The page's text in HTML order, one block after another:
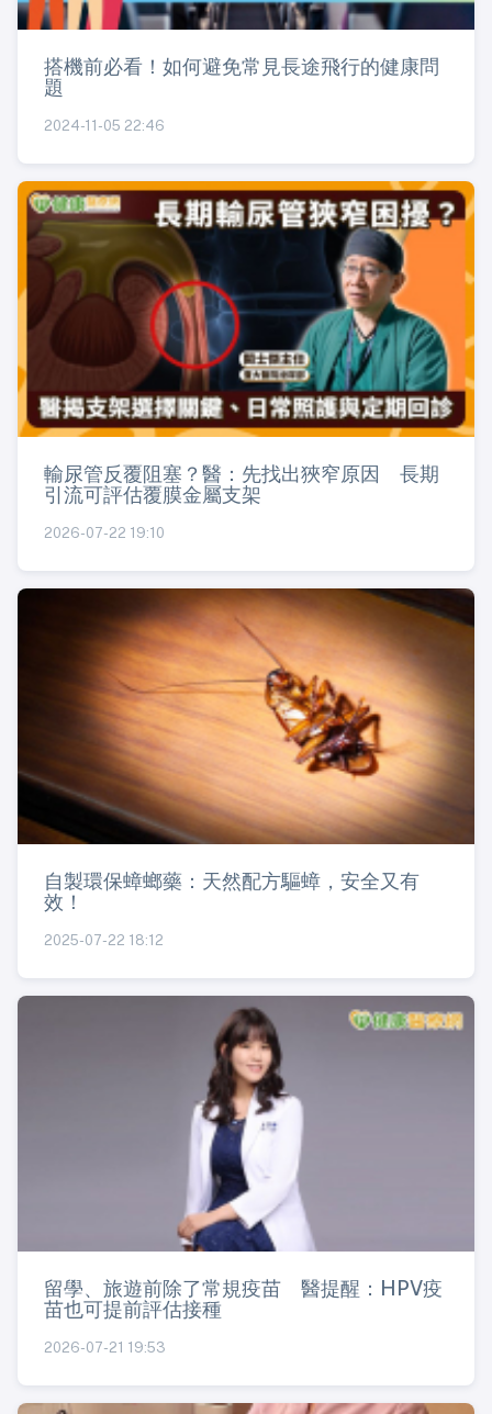
搭機前必看！如何避免常見長途飛行的健康問
題
2024-11-05 22:46
輸尿管反覆阻塞？醫：先找出狹窄原因 長期
引流可評估覆膜金屬支架
2026-07-22 19:10
自製環保蟑螂藥：天然配方驅蟑，安全又有
效！
2025-07-22 18:12
留學、旅遊前除了常規疫苗 醫提醒：HPV疫
苗也可提前評估接種
2026-07-21 19:53